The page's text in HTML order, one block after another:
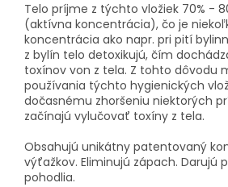
Telo príjme z týchto vložiek 70% -
(aktívna koncentrácia), čo je
koncentrácia ako napr. pri pití
z bylín telo detoxikujú, čím
toxínov von z tela. Z tohto dôvodu
používania týchto hygienických
dočasnému zhoršeniu niektorých
začínajú vylučovať toxíny z tela.
Obsahujú unikátny patentovaný
výťažkov. Eliminujú zápach. Darujú
pohodlia.